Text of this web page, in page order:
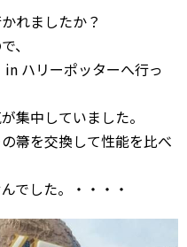
れましたか？
、
ハリーポッターへ行っ
集中していました。
箒を交換して性能を比べ
でした。・・・・